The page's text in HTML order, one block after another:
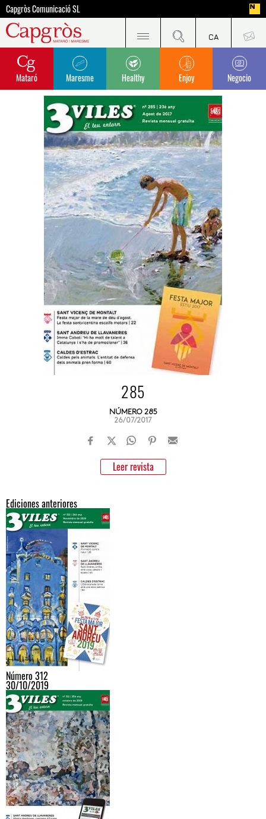
Capgròs Comunicació SL
Mataró Maresme Healthy Enjoy Negocio
285
NÚMERO 285
26/07/2017
Leer revista
Ediciones anteriores
Número 312
30/10/2019